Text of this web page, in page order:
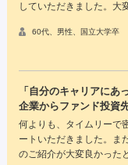
していただきました。大
60代、男性、国立大学卒
「自分のキャリアにあ
企業からファンド投資
何よりも、タイムリーで
ートいただきました。ま
のご紹介が大変良かった